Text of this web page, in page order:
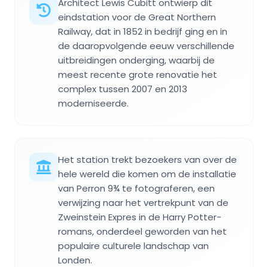
Architect Lewis Cubitt ontwierp dit
eindstation voor de Great Northern
Railway, dat in 1852 in bedrijf ging en in
de daaropvolgende eeuw verschillende
uitbreidingen onderging, waarbij de
meest recente grote renovatie het
complex tussen 2007 en 2013
moderniseerde.
Het station trekt bezoekers van over de
hele wereld die komen om de installatie
van Perron 9¾ te fotograferen, een
verwijzing naar het vertrekpunt van de
Zweinstein Expres in de Harry Potter-
romans, onderdeel geworden van het
populaire culturele landschap van
Londen.